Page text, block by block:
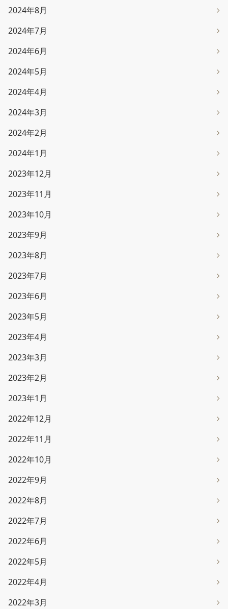
2024年8月
2024年7月
2024年6月
2024年5月
2024年4月
2024年3月
2024年2月
2024年1月
2023年12月
2023年11月
2023年10月
2023年9月
2023年8月
2023年7月
2023年6月
2023年5月
2023年4月
2023年3月
2023年2月
2023年1月
2022年12月
2022年11月
2022年10月
2022年9月
2022年8月
2022年7月
2022年6月
2022年5月
2022年4月
2022年3月